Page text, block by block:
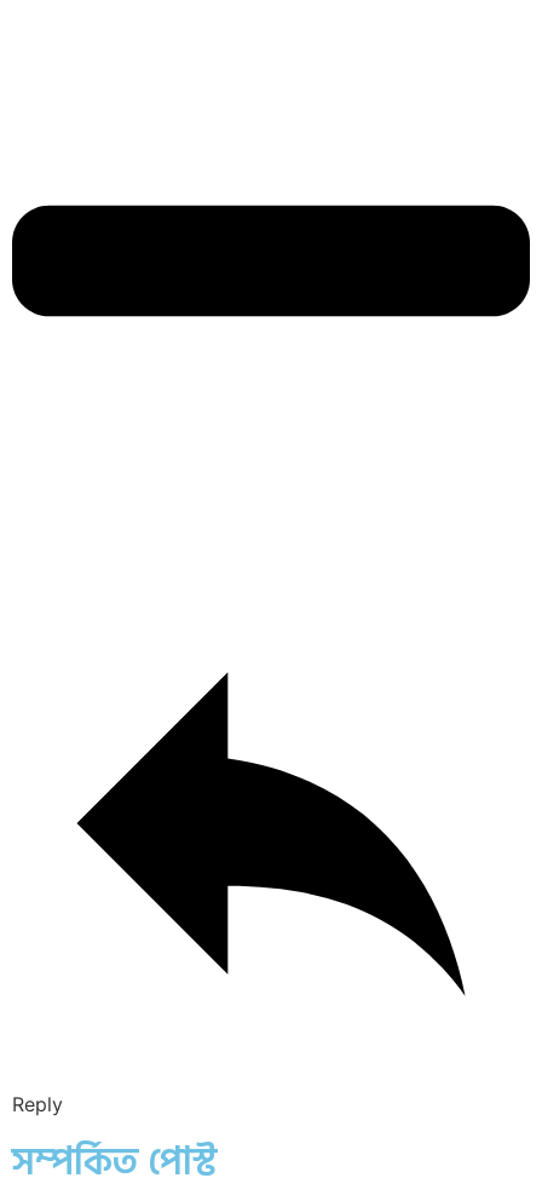
Reply
সম্পর্কিত পোস্ট